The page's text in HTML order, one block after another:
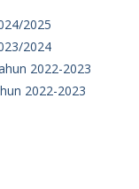
2025
2024
2022-2023
2022-2023